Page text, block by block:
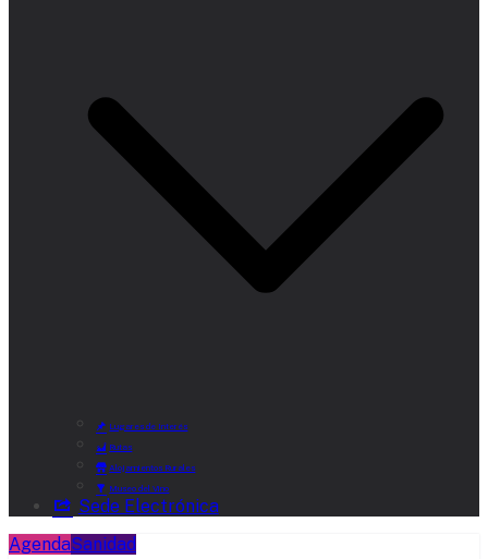
Lugares de Interés
Rutas
Alojamientos Rurales
Museo del Vino
Sede Electrónica
AgendaSanidad